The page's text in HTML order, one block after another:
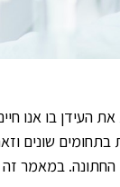
העידן בו אנו
בתחומים שונים
החתונה. במאמר